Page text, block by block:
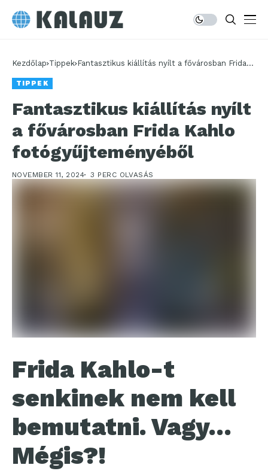
Kezdőlap Tippek Fantasztikus kiállítás nyílt a fővárosban Frida
TIPPEK
Fantasztikus kiállítás nyílt
a fővárosban Frida Kahlo
fotógyűjteményéből
NOVEMBER 11, 2024 3 PERC OLVASÁS
Frida Kahlo-t
senkinek nem kell
bemutatni. Vagy…
Mégis?!